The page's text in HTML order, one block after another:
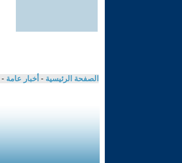
الصفحة الرئيسية - أخبار عامة -